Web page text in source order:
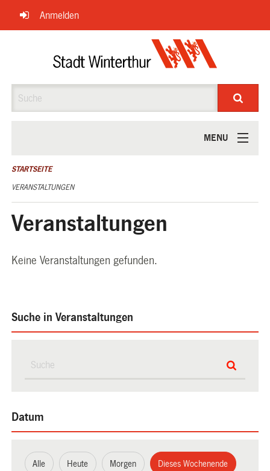
Navigation
überspringen
Anmelden
MENU
ÜBER UNS
STARTSEITE
VERANSTALTUNGEN
Veranstaltungen
Keine Veranstaltungen gefunden.
Suche in Veranstaltungen
Datum
Alle Heute Morgen Dieses Wochenende